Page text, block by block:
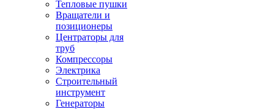
Тепловые пушки
Вращатели и
позиционеры
Центраторы для
труб
Компрессоры
Электрика
Строительный
инструмент
Генераторы